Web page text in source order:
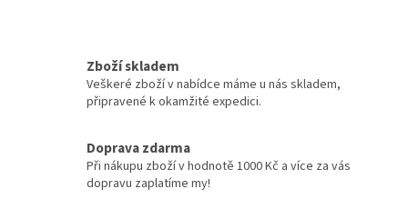
Zboží skladem
Veškeré zboží v nabídce máme u nás skladem,
připravené k okamžité expedici.
Doprava zdarma
Při nákupu zboží v hodnotě 1000 Kč a více za vás
dopravu zaplatíme my!